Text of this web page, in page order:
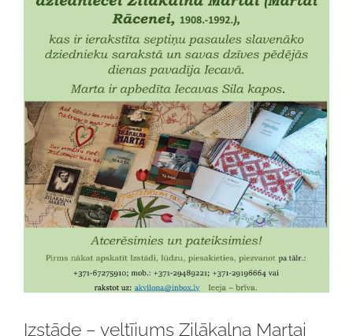
Izstāde – veltījums Zilākalna Martai